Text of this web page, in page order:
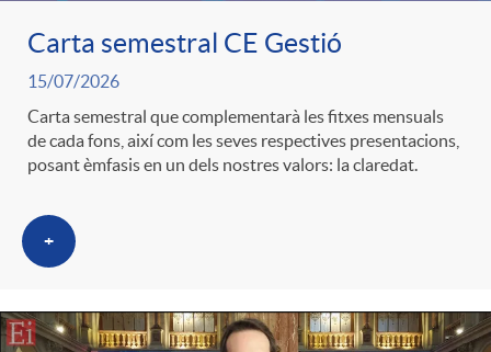
c
a
d
o
Carta semestral CE Gestió
15/07/2026
Carta semestral que complementarà les fitxes mensuals
de cada fons, així com les seves respectives presentacions,
posant èmfasis en un dels nostres valors: la claredat.
+